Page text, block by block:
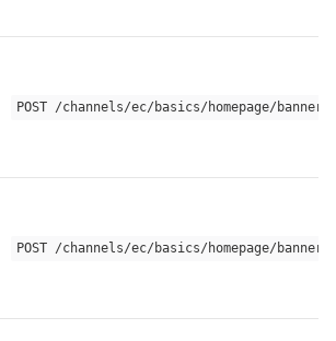
POST /channels/ec/basics/homepage/banner/
POST /channels/ec/basics/homepage/banner/